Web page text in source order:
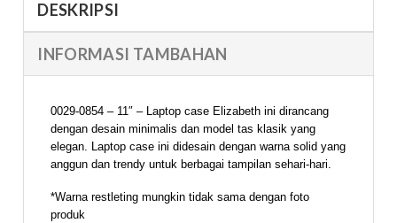
DESKRIPSI
INFORMASI TAMBAHAN
0029-0854 – 11″ – Laptop case Elizabeth ini dirancang
dengan desain minimalis dan model tas klasik yang
elegan. Laptop case ini didesain dengan warna solid yang
anggun dan trendy untuk berbagai tampilan sehari-hari.
*Warna restleting mungkin tidak sama dengan foto
produk